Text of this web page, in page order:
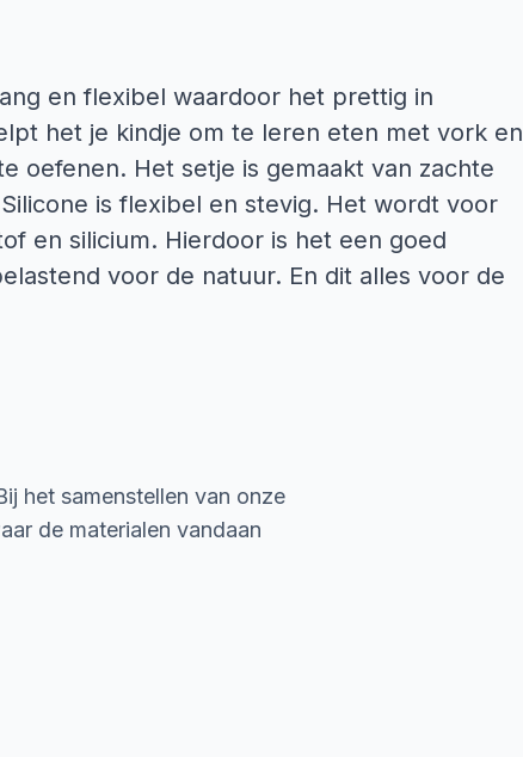
en flexibel waardoor het prettig in
het je kindje om te leren eten met vork en
oefenen. Het setje is gemaakt van zachte
is flexibel en stevig. Het wordt voor
en silicium. Hierdoor is het een goed
voor de natuur. En dit alles voor de
het samenstellen van onze
de materialen vandaan